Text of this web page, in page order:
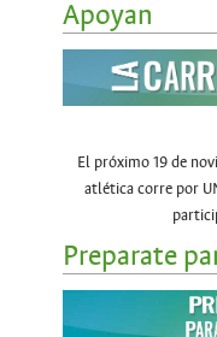
Apoyan
El próximo 19 de
atlética corre por
Preparate